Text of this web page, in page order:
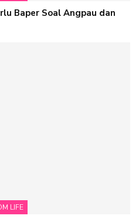
Baper Soal Angpau dan
LIFE